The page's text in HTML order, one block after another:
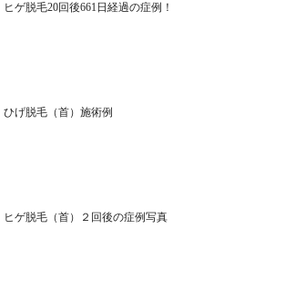
ヒゲ脱毛20回後661日経過の症例！
ひげ脱毛（首）施術例
ヒゲ脱毛（首）２回後の症例写真